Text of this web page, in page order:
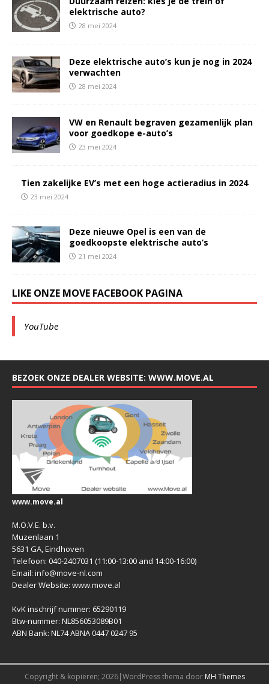
elektrische auto?
28 mei 2024
Deze elektrische auto’s kun je nog in 2024
verwachten
28 mei 2024
VW en Renault begraven gezamenlijk plan
voor goedkope e-auto’s
23 mei 2024
Tien zakelijke EV’s met een hoge actieradius in 2024
23 mei 2024
Deze nieuwe Opel is een van de
goedkoopste elektrische auto’s
21 mei 2024
LIKE ONZE MOVE FACEBOOK PAGINA
YouTube
BEZOEK ONZE DEALER WEBSITE: WWW.MOVE.AL
www.move.al
M.O.V.E. b.v.
Muzenlaan 1
5631 GA, Eindhoven
Telefoon: 040-2407031 (11:00-13:00 and 14:00-16:00)
Email: info@move-nl.com
Dealer Website: www.move.al
KvK inschrijf nummer: 65290119
Btw-nummer: NL856053089B01
ABN Bank: NL74 ABNA 0447 0247 95
Copyright & kopiëren; 2026|WordPress thema door MH Themes